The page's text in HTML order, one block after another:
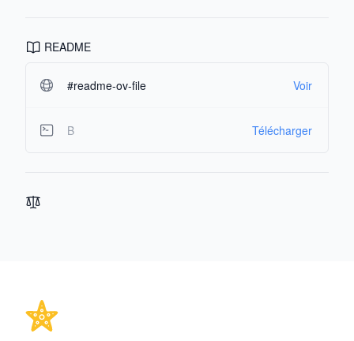
README
#readme-ov-file Voir
B Télécharger